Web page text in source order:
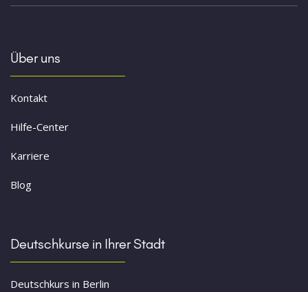
Über uns
Kontakt
Hilfe-Center
Karriere
Blog
Deutschkurse in Ihrer Stadt
Deutschkurs in Berlin